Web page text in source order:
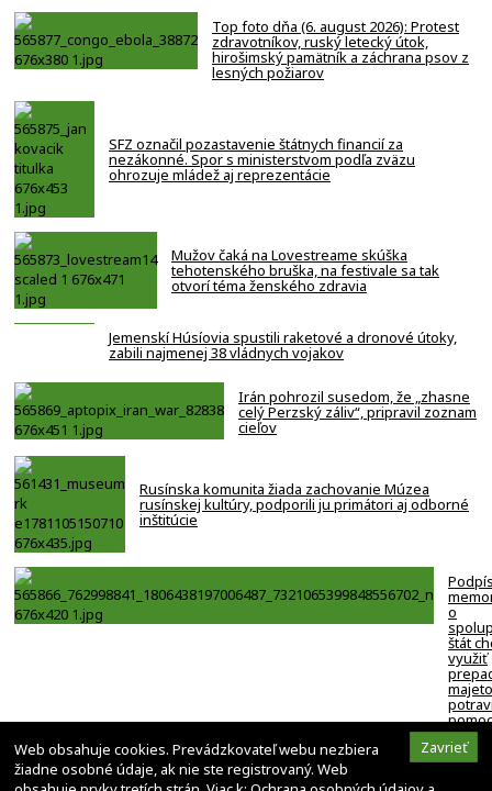
Top foto dňa (6. august 2026): Protest
zdravotníkov, ruský letecký útok,
hirošimský pamätník a záchrana psov z
lesných požiarov
SFZ označil pozastavenie štátnych financií za
nezákonné. Spor s ministerstvom podľa zväzu
ohrozuje mládež aj reprezentácie
Mužov čaká na Lovestreame skúška
tehotenského bruška, na festivale sa tak
otvorí téma ženského zdravia
Jemenskí Húsíovia spustili raketové a dronové útoky,
zabili najmenej 38 vládnych vojakov
Irán pohrozil susedom, že „zhasne
celý Perzský záliv“, pripravil zoznam
cieľov
Rusínska komunita žiada zachovanie Múzea
rusínskej kultúry, podporili ju primátori aj odborné
inštitúcie
o
štát
využiť
ľudí v
–
Zavrieť
Web obsahuje cookies. Prevádzkovateľ webu nezbiera
žiadne osobné údaje, ak nie ste registrovaný. Web